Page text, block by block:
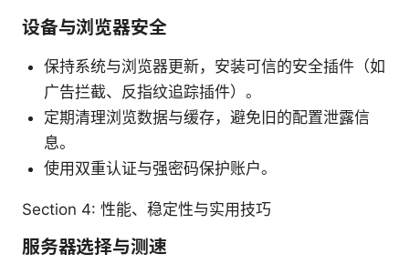
设备与浏览器安全
保持系统与浏览器更新，安装可信的安全插件（如
广告拦截、反指纹追踪插件）。
定期清理浏览数据与缓存，避免旧的配置泄露信
息。
使用双重认证与强密码保护账户。
Section 4: 性能、稳定性与实用技巧
服务器选择与测速